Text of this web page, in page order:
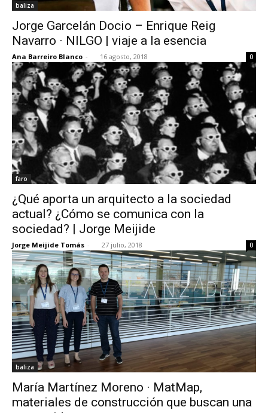
baliza
Jorge Garcelán Docio – Enrique Reig
Navarro · NILGO | viaje a la esencia
Ana Barreiro Blanco - 16 agosto, 2018 0
faro
¿Qué aporta un arquitecto a la sociedad
actual? ¿Cómo se comunica con la
sociedad? | Jorge Meijide
Jorge Meijide Tomás - 27 julio, 2018 0
baliza
María Martínez Moreno · MatMap,
materiales de construcción que buscan una